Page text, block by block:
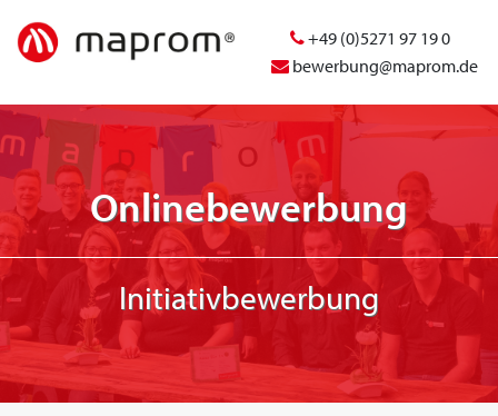
+49 (0)5271 97 19 0
bewerbung@maprom.de
Onlinebewerbung
Initiativbewerbung